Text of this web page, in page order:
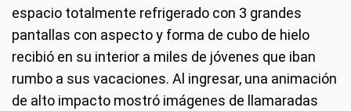
espacio totalmente refrigerado con 3 grandes
pantallas con aspecto y forma de cubo de hielo
recibió en su interior a miles de jóvenes que iban
rumbo a sus vacaciones. Al ingresar, una animación
de alto impacto mostró imágenes de llamaradas